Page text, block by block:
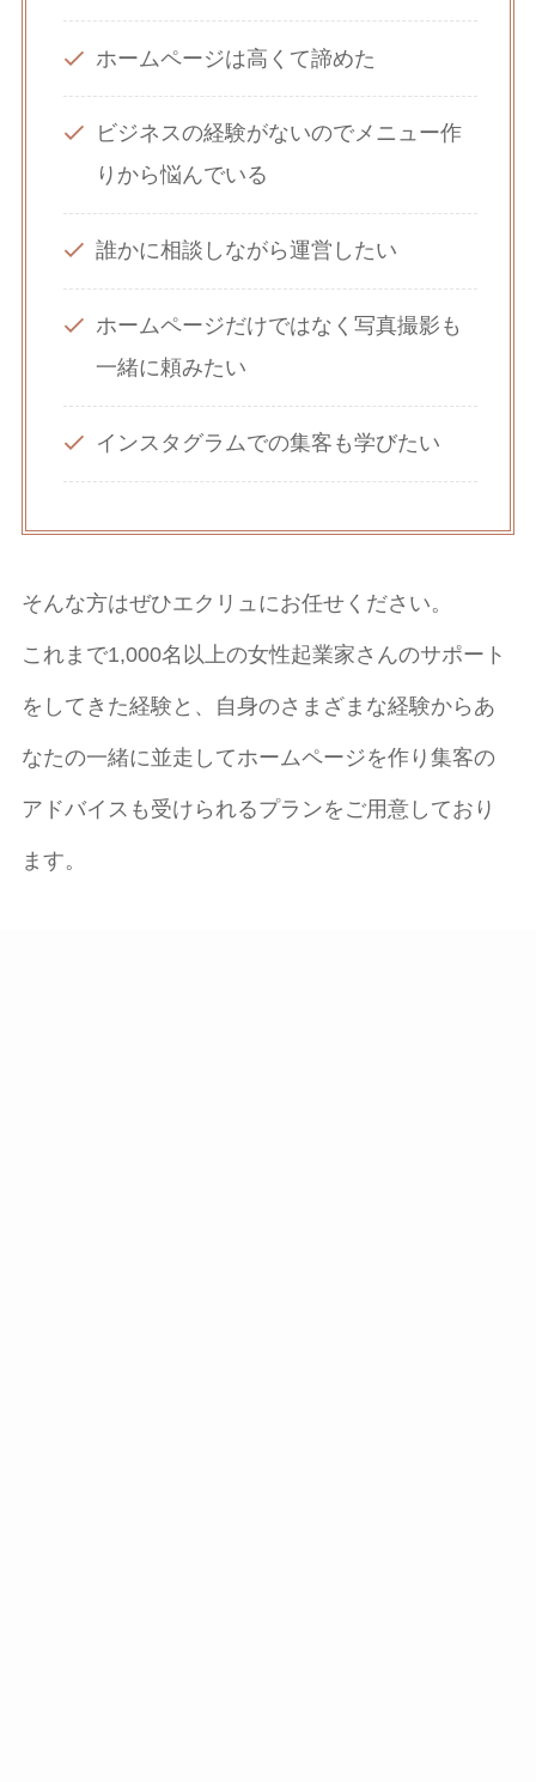
ホームページは高くて諦めた
ビジネスの経験がないのでメニュー作
りから悩んでいる
誰かに相談しながら運営したい
ホームページだけではなく写真撮影も
一緒に頼みたい
インスタグラムでの集客も学びたい
そんな方はぜひエクリュにお任せください。
これまで1,000名以上の女性起業家さんのサポート
をしてきた経験と、自身のさまざまな経験からあ
なたの一緒に並走してホームページを作り集客の
アドバイスも受けられるプランをご用意しており
ます。